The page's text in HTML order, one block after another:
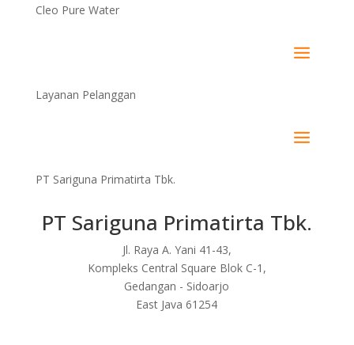
Cleo Pure Water
Layanan Pelanggan
PT Sariguna Primatirta Tbk.
PT Sariguna Primatirta Tbk.
Jl. Raya A. Yani 41-43,
Kompleks Central Square Blok C-1,
Gedangan - Sidoarjo
East Java 61254